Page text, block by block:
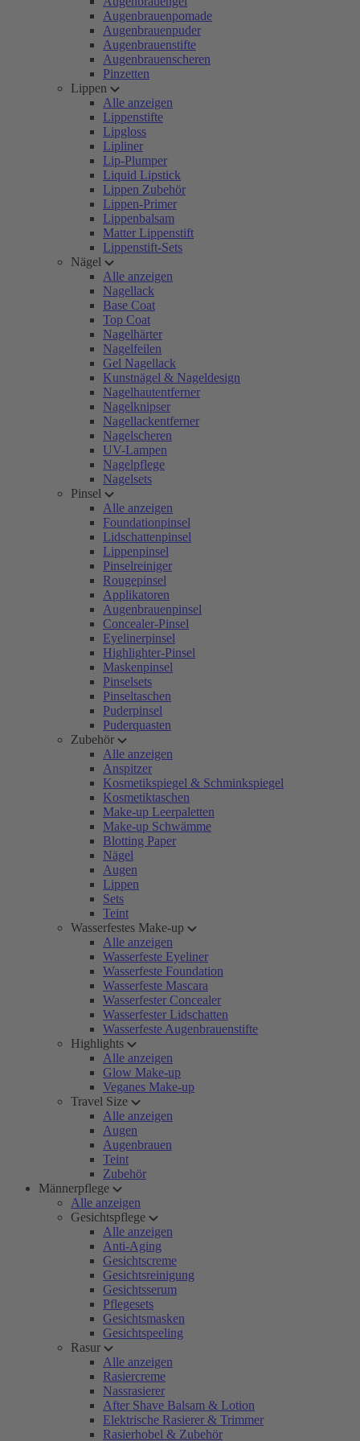
Augenbrauenpomade
Augenbrauenpuder
Augenbrauenstifte
Augenbrauenscheren
Pinzetten
Lippen
Alle anzeigen
Lippenstifte
Lipgloss
Lipliner
Lip-Plumper
Liquid Lipstick
Lippen Zubehör
Lippen-Primer
Lippenbalsam
Matter Lippenstift
Lippenstift-Sets
Nägel
Alle anzeigen
Nagellack
Base Coat
Top Coat
Nagelhärter
Nagelfeilen
Gel Nagellack
Kunstnägel & Nageldesign
Nagelhautentferner
Nagelknipser
Nagellackentferner
Nagelscheren
UV-Lampen
Nagelpflege
Nagelsets
Pinsel
Alle anzeigen
Foundationpinsel
Lidschattenpinsel
Lippenpinsel
Pinselreiniger
Rougepinsel
Applikatoren
Augenbrauenpinsel
Concealer-Pinsel
Eyelinerpinsel
Highlighter-Pinsel
Maskenpinsel
Pinselsets
Pinseltaschen
Puderpinsel
Puderquasten
Zubehör
Alle anzeigen
Anspitzer
Kosmetikspiegel & Schminkspiegel
Kosmetiktaschen
Make-up Leerpaletten
Make-up Schwämme
Blotting Paper
Nägel
Augen
Lippen
Sets
Teint
Wasserfestes Make-up
Alle anzeigen
Wasserfeste Eyeliner
Wasserfeste Foundation
Wasserfeste Mascara
Wasserfester Concealer
Wasserfester Lidschatten
Wasserfeste Augenbrauenstifte
Highlights
Alle anzeigen
Glow Make-up
Veganes Make-up
Travel Size
Alle anzeigen
Augen
Augenbrauen
Teint
Zubehör
Männerpflege
Alle anzeigen
Gesichtspflege
Alle anzeigen
Anti-Aging
Gesichtscreme
Gesichtsreinigung
Gesichtsserum
Pflegesets
Gesichtsmasken
Gesichtspeeling
Rasur
Alle anzeigen
Rasiercreme
Nassrasierer
After Shave Balsam & Lotion
Elektrische Rasierer & Trimmer
Rasierhobel & Zubehör